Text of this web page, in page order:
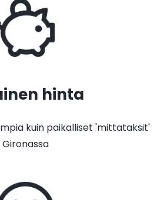
hinta
kuin paikalliset 'mittataksit'
Gironassa